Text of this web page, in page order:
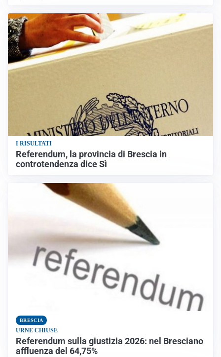
I RISULTATI
Referendum, la provincia di Brescia in
controtendenza dice Sì
BRESCIA
URNE CHIUSE
Referendum sulla giustizia 2026: nel Bresciano
affluenza del 64,75%